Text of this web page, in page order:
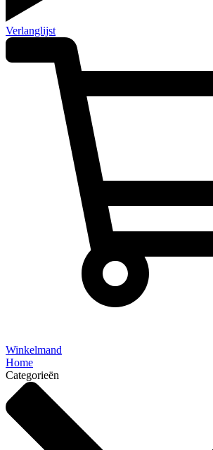
Verlanglijst
Winkelmand
Home
Categorieën